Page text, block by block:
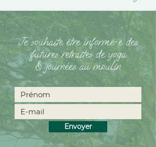
Je souhaite être informé-e des
futures retraites de yoga
& journées au moulin
Envoyer